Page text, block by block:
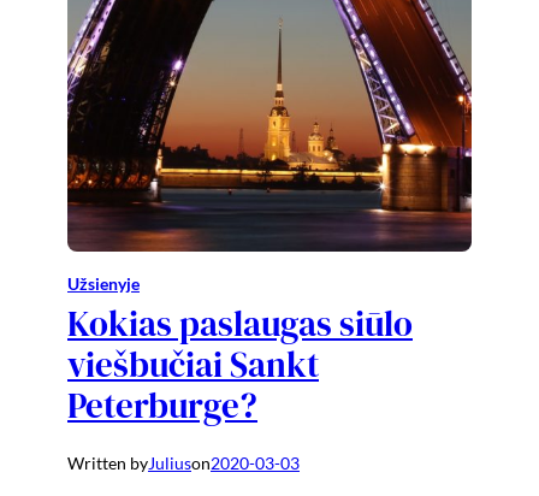
Užsienyje
Kokias paslaugas siūlo
viešbučiai Sankt
Peterburge?
Written byJuliuson2020-03-03